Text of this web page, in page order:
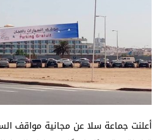
أعلنت جماعة سلا عن مجانية مواقف